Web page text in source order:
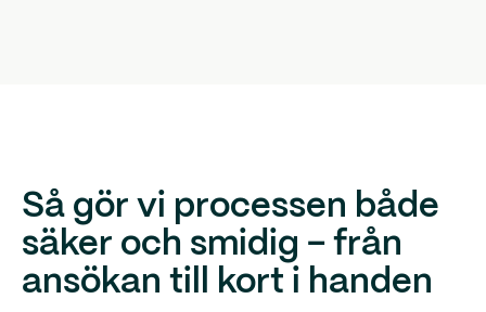
Så gör vi processen både
säker och smidig – från
ansökan till kort i handen